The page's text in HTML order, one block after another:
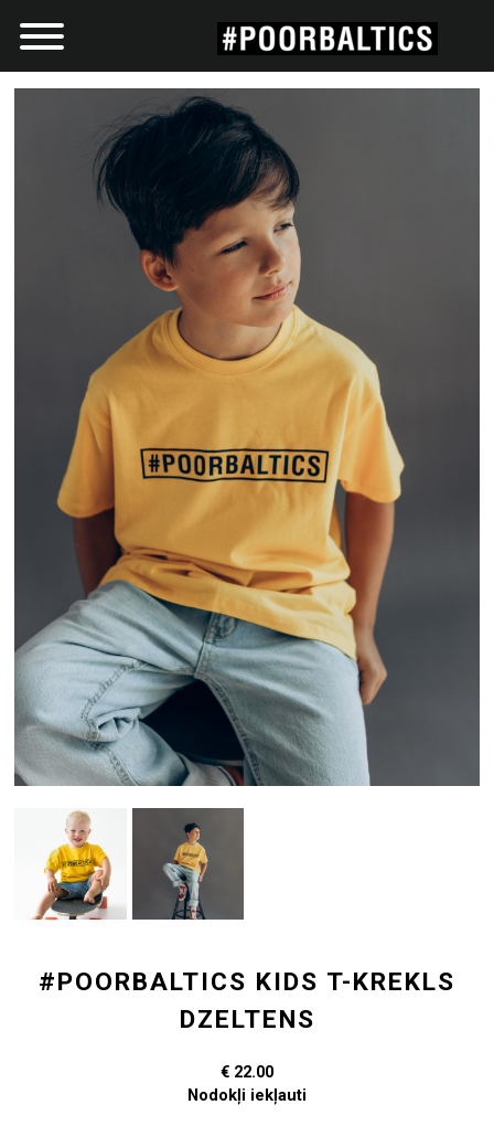
#POORBALTICS KIDS T-KREKLS
DZELTENS
€ 22.00
Nodokļi iekļauti
VEIKALS
KOLEKCIJAS
DĀVANU KARTES
MŪSU STĀSTS
#POORBALTICS
ROBYWORKS
PIEGĀDE
KONTAKTI
MEDIJI
PBC NOLIKUMS
HARALDS GERTS
POORBALTICS CHALLENGE
Ieiet
Reģistrēties